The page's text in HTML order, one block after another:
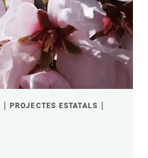
PROJECTES ESTATALS